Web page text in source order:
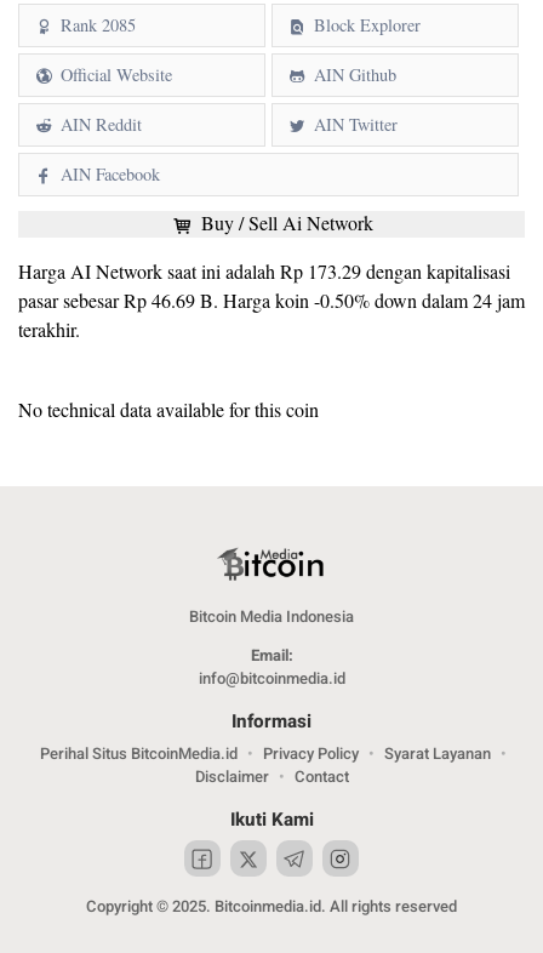
Rank 2085 Block Explorer
Official Website AIN Github
AIN Reddit AIN Twitter
AIN Facebook
Buy / Sell Ai Network
Harga AI Network saat ini adalah Rp 173.29 dengan kapitalisasi
pasar sebesar Rp 46.69 B. Harga koin -0.50% down dalam 24 jam
terakhir.
No technical data available for this coin
Bitcoin Media Indonesia
Email:
info@bitcoinmedia.id
Informasi
Perihal Situs BitcoinMedia.id Privacy Policy
Syarat Layanan
Disclaimer
Contact
Ikuti Kami
Copyright © 2025. Bitcoinmedia.id. All rights reserved